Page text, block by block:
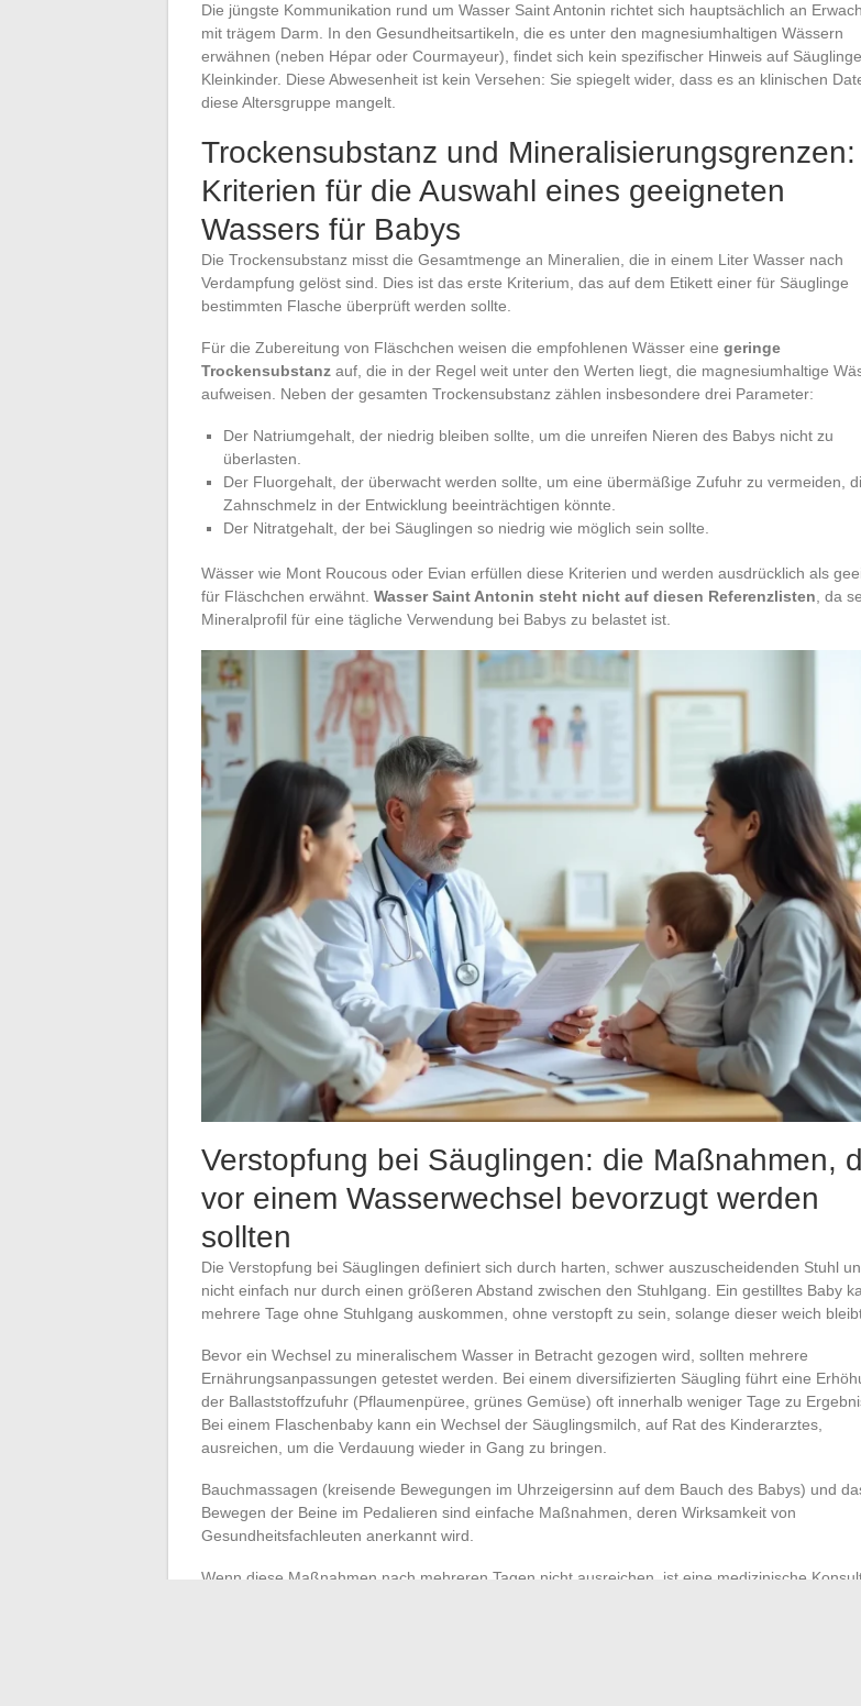
Die jüngste Kommunikation rund um Wasser Saint Antonin richtet sich hauptsächlich an
mit trägem Darm. In den Gesundheitsartikeln, die es unter den magnesiumhaltigen Wässern
erwähnen (neben Hépar oder Courmayeur), findet sich kein spezifischer Hinweis auf
Kleinkinder. Diese Abwesenheit ist kein Versehen: Sie spiegelt wider, dass es an klinischen
diese Altersgruppe mangelt.
Trockensubstanz und
Kriterien für die Auswahl eines geeigneten
Wassers für Babys
Die Trockensubstanz misst die Gesamtmenge an Mineralien, die in einem Liter Wasser nach
Verdampfung gelöst sind. Dies ist das erste Kriterium, das auf dem Etikett einer für Säuglinge
bestimmten Flasche überprüft werden sollte.
Für die Zubereitung von Fläschchen weisen die empfohlenen Wässer eine geringe
Trockensubstanz auf, die in der Regel weit unter den Werten liegt, die magnesiumhaltige
aufweisen. Neben der gesamten Trockensubstanz zählen insbesondere drei Parameter:
Der Natriumgehalt, der niedrig bleiben sollte, um die unreifen Nieren des Babys nicht zu
überlasten.
Der Fluorgehalt, der überwacht werden sollte, um eine übermäßige Zufuhr zu vermeiden,
Zahnschmelz in der Entwicklung beeinträchtigen könnte.
Der Nitratgehalt, der bei Säuglingen so niedrig wie möglich sein sollte.
Wässer wie Mont Roucous oder Evian erfüllen diese Kriterien und werden ausdrücklich als
für Fläschchen erwähnt. Wasser Saint Antonin steht nicht auf diesen Referenzlisten, da
Mineralprofil für eine tägliche Verwendung bei Babys zu belastet ist.
Verstopfung bei Säuglingen: die Maßnahmen,
vor einem Wasserwechsel bevorzugt werden
sollten
Die Verstopfung bei Säuglingen definiert sich durch harten, schwer auszuscheidenden Stuhl
nicht einfach nur durch einen größeren Abstand zwischen den Stuhlgang. Ein gestilltes Baby
mehrere Tage ohne Stuhlgang auskommen, ohne verstopft zu sein, solange dieser weich
Bevor ein Wechsel zu mineralischem Wasser in Betracht gezogen wird, sollten mehrere
Ernährungsanpassungen getestet werden. Bei einem diversifizierten Säugling führt eine
der Ballaststoffzufuhr (Pflaumenpüree, grünes Gemüse) oft innerhalb weniger Tage zu
Bei einem Flaschenbaby kann ein Wechsel der Säuglingsmilch, auf Rat des Kinderarztes,
ausreichen, um die Verdauung wieder in Gang zu bringen.
Bauchmassagen (kreisende Bewegungen im Uhrzeigersinn auf dem Bauch des Babys) und
Bewegen der Beine im Pedalieren sind einfache Maßnahmen, deren Wirksamkeit von
Gesundheitsfachleuten anerkannt wird.
Wenn diese Maßnahmen nach mehreren Tagen nicht ausreichen, ist eine medizinische